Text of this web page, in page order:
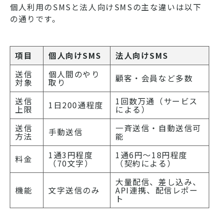
個人利用のSMSと法人向けSMSの主な違いは以下
の通りです。
項目 個人向けSMS
法人向けSMS
送信
対象
個人間のやり
取り
顧客・会員など多数
送信
上限 1日200通程度 1回数万通（サービス
による）
送信
方法 手動送信 一斉送信・自動送信可
能
料金
1通3円程度
（70文字）
1通6円〜18円程度
（契約による）
機能 文字送信のみ
大量配信、差し込み、
API連携、配信レポー
ト